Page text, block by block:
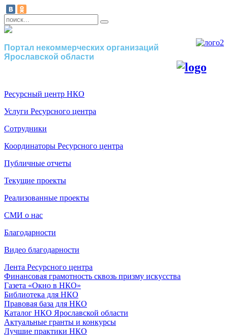
Портал некоммерческих организаций
Ярославской области
Ресурсный центр НКО
Услуги Ресурсного центра
Сотрудники
Координаторы Ресурсного центра
Публичные отчеты
Текущие проекты
Реализованные проекты
СМИ о нас
Благодарности
Видео благодарности
Лента Ресурсного центра
Финансовая грамотность сквозь призму искусства
Газета «Окно в НКО»
Библиотека для НКО
Правовая база для НКО
Каталог НКО Ярославской области
Актуальные гранты и конкурсы
Лучшие практики НКО